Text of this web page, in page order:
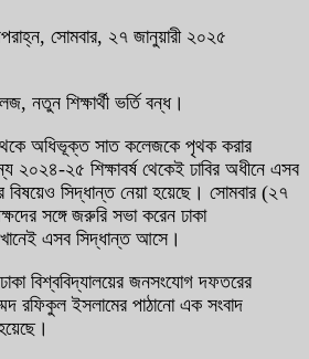
সোমবার, ২৭ জানুয়ারী ২০২৫
নতুন শিক্ষার্থী ভর্তি বন্ধ।
থেকে অধিভূক্ত সাত কলেজকে পৃথক করার
২০২৪-২৫ শিক্ষাবর্ষ থেকেই ঢাবির অধীনে এসব
বিষয়েও সিদ্ধান্ত নেয়া হয়েছে। সোমবার (২৭
সঙ্গে জরুরি সভা করেন ঢাকা
এসব সিদ্ধান্ত আসে।
বিশ্ববিদ্যালয়ের জনসংযোগ দফতরের
রফিকুল ইসলামের পাঠানো এক সংবাদ